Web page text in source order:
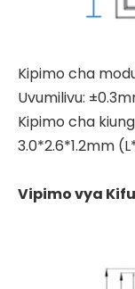
Kipimo cha
Uvumilivu:
Kipimo cha
3.0*2.6*1.2mm
Vipimo vya